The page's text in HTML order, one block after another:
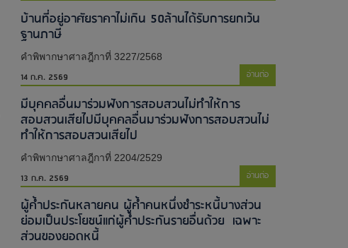
บ้านที่อยู่อาศัยราคาไม่เกิน 50ล้านได้รับการยกเว้น
ฐานภาษี
คำพิพากษาศาลฎีกาที่ 3227/2568
14 ก.ค. 2569 อ่านต่อ
มีบุคคลอื่นมาร่วมฟังการสอบสวนไม่ทำให้การ
สอบสวนเสียไป​มีบุคคลอื่นมาร่วมฟังการสอบสวนไม่
ทำให้การสอบสวนเสียไป​
คำพิพากษาศาลฎีกาที่ 2204/2529
13 ก.ค. 2569 อ่านต่อ
ผู้ค้ำประกันหลายคน ผู้ค้ำคนหนึ่งชำระหนี้บางส่วน
ย่อมเป็นประโยชน์แก่ผู้ค้ำประกันรายอื่นด้วย เฉพาะ
ส่วนของยอดหนี้